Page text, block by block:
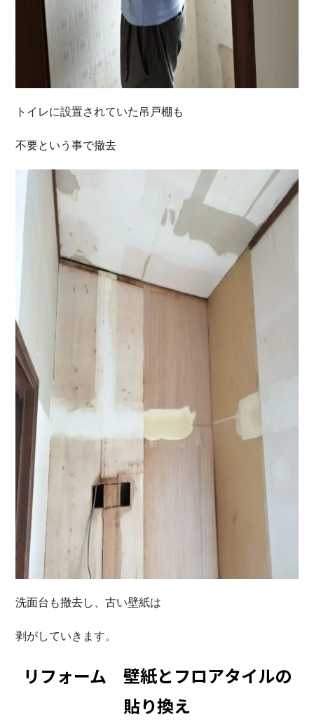
トイレに設置されていた吊戸棚も
不要という事で撤去
洗面台も撤去し、古い壁紙は
剥がしていきます。
リフォーム 壁紙とフロアタイルの
貼り換え